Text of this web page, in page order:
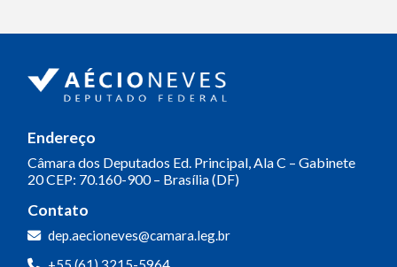
Endereço
Câmara dos Deputados Ed. Principal, Ala C – Gabinete
20CEP: 70.160-900 – Brasília (DF)
Contato
dep.aecioneves@camara.leg.br